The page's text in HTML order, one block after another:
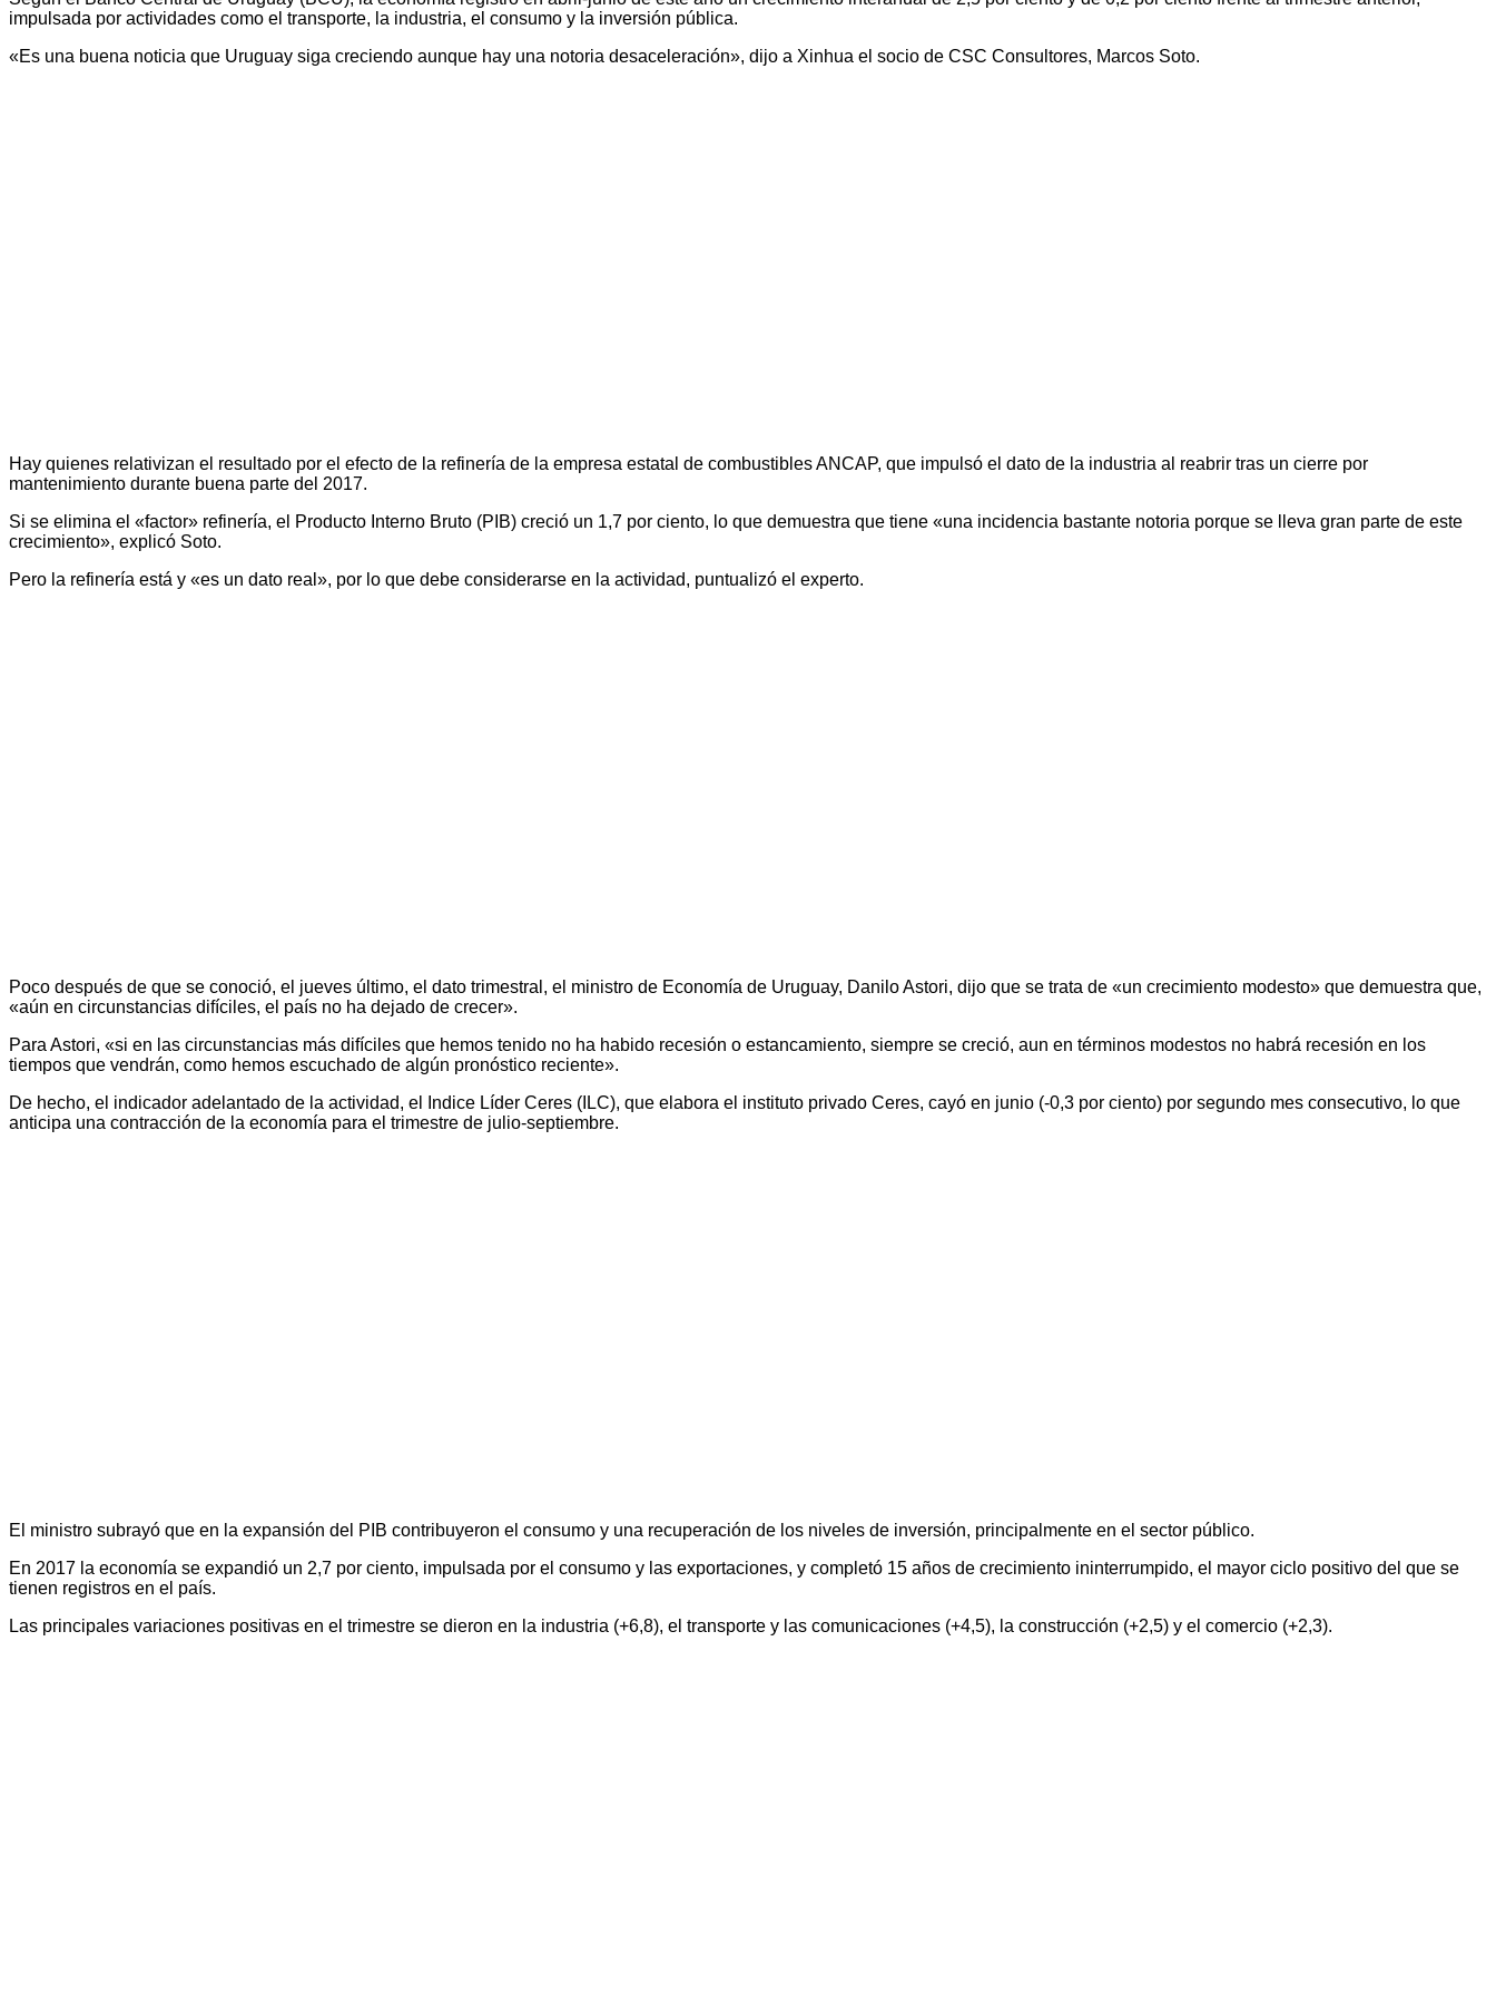
impulsada por actividades como el transporte, la industria, el consumo y la inversión pública.
«Es una buena noticia que Uruguay siga creciendo aunque hay una notoria desaceleración», dijo a Xinhua el socio de CSC Consultores, Marcos Soto.
Hay quienes relativizan el resultado por el efecto de la refinería de la empresa estatal de combustibles ANCAP, que impulsó el dato de la industria al reabrir tras un cierre por
mantenimiento durante buena parte del 2017.
Si se elimina el «factor» refinería, el Producto Interno Bruto (PIB) creció un 1,7 por ciento, lo que demuestra que tiene «una incidencia bastante notoria porque se lleva gran parte de este
crecimiento», explicó Soto.
Pero la refinería está y «es un dato real», por lo que debe considerarse en la actividad, puntualizó el experto.
Poco después de que se conoció, el jueves último, el dato trimestral, el ministro de Economía de Uruguay, Danilo Astori, dijo que se trata de «un crecimiento modesto» que demuestra que,
«aún en circunstancias difíciles, el país no ha dejado de crecer».
Para Astori, «si en las circunstancias más difíciles que hemos tenido no ha habido recesión o estancamiento, siempre se creció, aun en términos modestos no habrá recesión en los
tiempos que vendrán, como hemos escuchado de algún pronóstico reciente».
De hecho, el indicador adelantado de la actividad, el Indice Líder Ceres (ILC), que elabora el instituto privado Ceres, cayó en junio (-0,3 por ciento) por segundo mes consecutivo, lo que
anticipa una contracción de la economía para el trimestre de julio-septiembre.
El ministro subrayó que en la expansión del PIB contribuyeron el consumo y una recuperación de los niveles de inversión, principalmente en el sector público.
En 2017 la economía se expandió un 2,7 por ciento, impulsada por el consumo y las exportaciones, y completó 15 años de crecimiento ininterrumpido, el mayor ciclo positivo del que se
tienen registros en el país.
Las principales variaciones positivas en el trimestre se dieron en la industria (+6,8), el transporte y las comunicaciones (+4,5), la construcción (+2,5) y el comercio (+2,3).